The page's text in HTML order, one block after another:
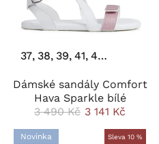
37 38 39 41 42
Dámské sandály Comfort
Hava Sparkle bílé
3 490 Kč 3 141 Kč
Novinka Sleva 10 %